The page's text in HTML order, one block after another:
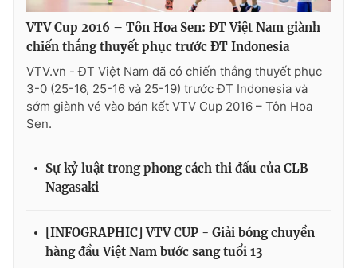
VTV Cup 2016 – Tôn Hoa Sen: ĐT Việt Nam giành
chiến thắng thuyết phục trước ĐT Indonesia
VTV.vn - ĐT Việt Nam đã có chiến thắng thuyết phục
3-0 (25-16, 25-16 và 25-19) trước ĐT Indonesia và
sớm giành vé vào bán kết VTV Cup 2016 – Tôn Hoa
Sen.
Sự kỷ luật trong phong cách thi đấu của CLB
Nagasaki
[INFOGRAPHIC] VTV CUP - Giải bóng chuyền
hàng đầu Việt Nam bước sang tuổi 13